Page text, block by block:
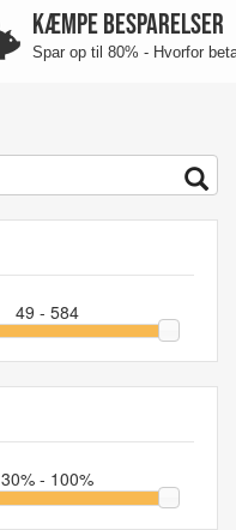
KÆMPE BESPARELSER
Spar op til 80% - Hvorfor
49 - 584
30% - 100%